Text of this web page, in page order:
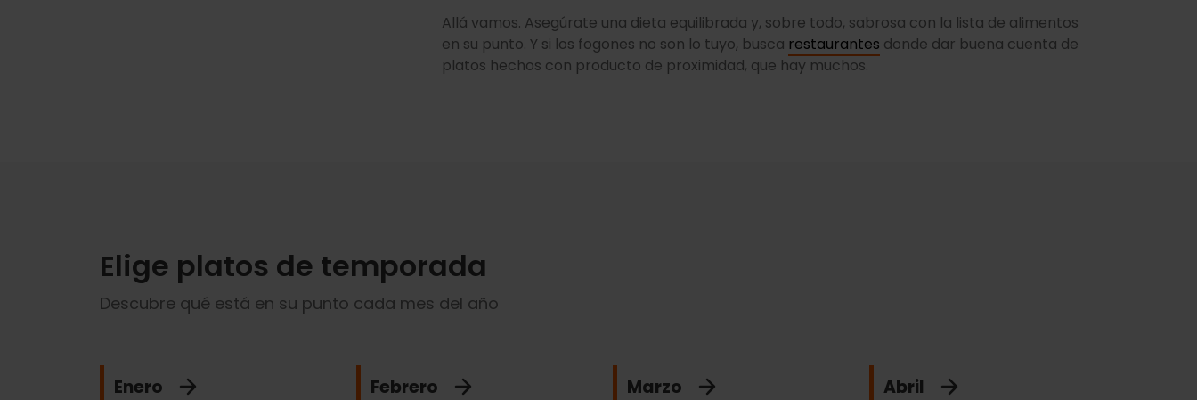
Allá vamos. Asegúrate una dieta equilibrada y, sobre todo, sabrosa con la lista de alimentos
en su punto. Y si los fogones no son lo tuyo, busca restaurantes donde dar buena cuenta de
platos hechos con producto de proximidad, que hay muchos.
Elige platos de temporada
Descubre qué está en su punto cada mes del año
Enero Febrero Marzo Abril